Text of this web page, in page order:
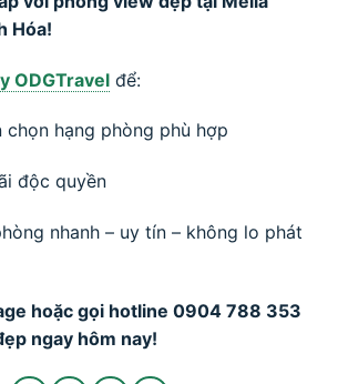
Hóa!
ODGTravel để:
hạng phòng phù hợp
độc quyền
nhanh – uy tín – không lo phát
hoặc gọi hotline 0904 788 353
ngay hôm nay!